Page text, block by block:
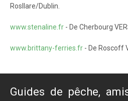
Rosllare/Dublin.
www.stenaline.fr - De Cherbourg
www.brittany-ferries.fr - De Roscoff
Guides de pêche,